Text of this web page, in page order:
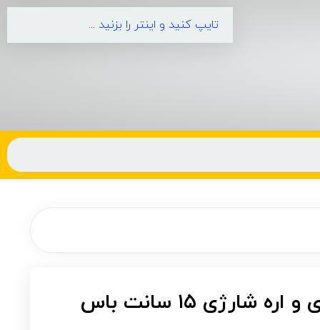
کیت قیچی شارژی و اره شارژی ۱۵ سانت باس